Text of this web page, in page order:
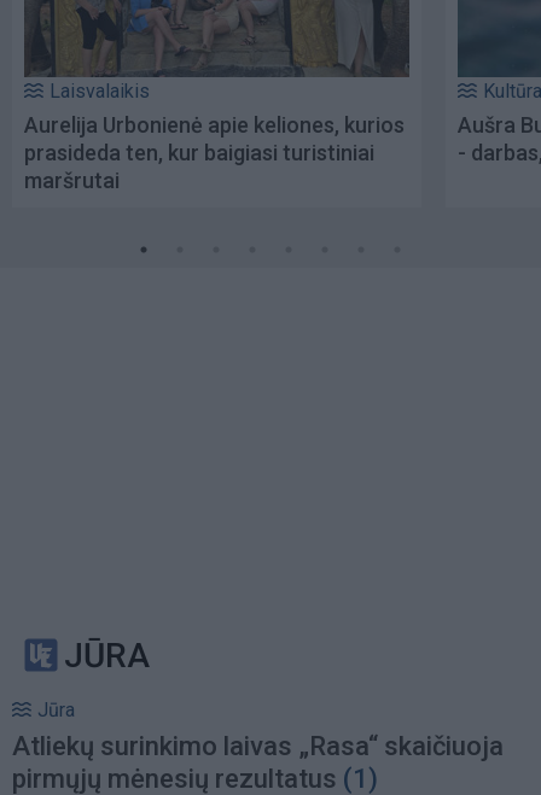
Laisvalaikis
Aurelija Urbonienė apie keliones, kurios
prasideda ten, kur baigiasi turistiniai
maršrutai
Kultūra
Aušra
-
JŪRA
Jūra
Atliekų surinkimo laivas „Rasa“ skaičiuoja
pirmųjų mėnesių rezultatus (1)